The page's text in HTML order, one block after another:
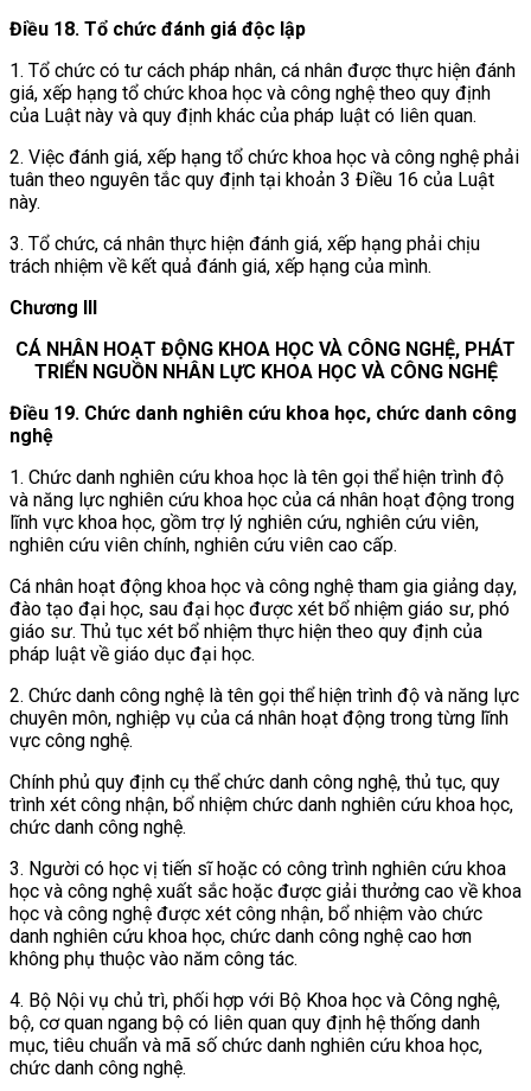
Điều 18. Tổ chức đánh giá độc lập
1. Tổ chức có tư cách pháp nhân, cá nhân được thực hiện đánh
giá, xếp hạng tổ chức khoa học và công nghệ theo quy định
của Luật này và quy định khác của pháp luật có liên quan.
2. Việc đánh giá, xếp hạng tổ chức khoa học và công nghệ phải
tuân theo nguyên tắc quy định tại khoản 3 Điều 16 của Luật
này.
3. Tổ chức, cá nhân thực hiện đánh giá, xếp hạng phải chịu
trách nhiệm về kết quả đánh giá, xếp hạng của mình.
Chương III
CÁ NHÂN HOẠT ĐỘNG KHOA HỌC VÀ CÔNG NGHỆ, PHÁT
TRIỂN NGUỒN NHÂN LỰC KHOA HỌC VÀ CÔNG NGHỆ
Điều 19. Chức danh nghiên cứu khoa học, chức danh công
nghệ
1. Chức danh nghiên cứu khoa học là tên gọi thể hiện trình độ
và năng lực nghiên cứu khoa học của cá nhân hoạt động trong
lĩnh vực khoa học, gồm trợ lý nghiên cứu, nghiên cứu viên,
nghiên cứu viên chính, nghiên cứu viên cao cấp.
Cá nhân hoạt động khoa học và công nghệ tham gia giảng dạy,
đào tạo đại học, sau đại học được xét bổ nhiệm giáo sư, phó
giáo sư. Thủ tục xét bổ nhiệm thực hiện theo quy định của
pháp luật về giáo dục đại học.
2. Chức danh công nghệ là tên gọi thể hiện trình độ và năng lực
chuyên môn, nghiệp vụ của cá nhân hoạt động trong từng lĩnh
vực công nghệ.
Chính phủ quy định cụ thể chức danh công nghệ, thủ tục, quy
trình xét công nhận, bổ nhiệm chức danh nghiên cứu khoa học,
chức danh công nghệ.
3. Người có học vị tiến sĩ hoặc có công trình nghiên cứu khoa
học và công nghệ xuất sắc hoặc được giải thưởng cao về khoa
học và công nghệ được xét công nhận, bổ nhiệm vào chức
danh nghiên cứu khoa học, chức danh công nghệ cao hơn
không phụ thuộc vào năm công tác.
4. Bộ Nội vụ chủ trì, phối hợp với Bộ Khoa học và Công nghệ,
bộ, cơ quan ngang bộ có liên quan quy định hệ thống danh
mục, tiêu chuẩn và mã số chức danh nghiên cứu khoa học,
chức danh công nghệ.